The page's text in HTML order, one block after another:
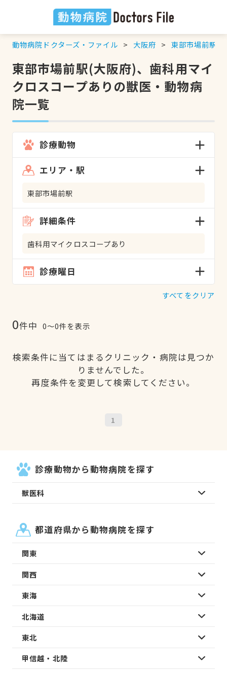
動物病院ドクターズ・ファイル 大阪府 東部市場前駅
東部市場前駅(大阪府)、歯科用マイ
クロスコープありの獣医・動物病
院一覧
診療動物
エリア・駅
東部市場前駅
詳細条件
歯科用マイクロスコープあり
診療曜日
すべてをクリア
0件中 0〜0件を表示
検索条件に当てはまるクリニック・病院は見つか
りませんでした。
再度条件を変更して検索してください。
1
診療動物から動物病院を探す
獣医科
都道府県から動物病院を探す
関東
関西
東海
北海道
東北
甲信越・北陸